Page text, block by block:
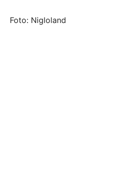
Foto: Nigloland